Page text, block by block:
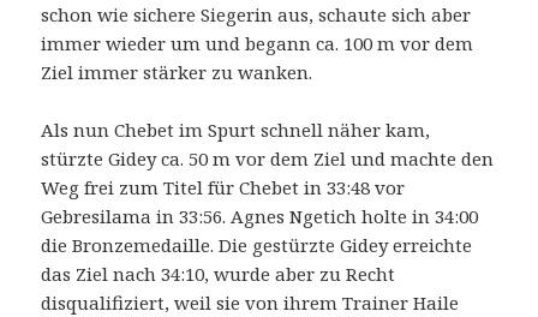
schon wie sichere Siegerin aus, schaute sich aber
immer wieder um und begann ca. 100 m vor dem
Ziel immer stärker zu wanken.
Als nun Chebet im Spurt schnell näher kam,
stürzte Gidey ca. 50 m vor dem Ziel und machte den
Weg frei zum Titel für Chebet in 33:48 vor
Gebresilama in 33:56. Agnes Ngetich holte in 34:00
die Bronzemedaille. Die gestürzte Gidey erreichte
das Ziel nach 34:10, wurde aber zu Recht
disqualifiziert, weil sie von ihrem Trainer Haile